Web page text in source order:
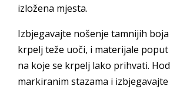
izložena mjesta.
Izbjegavajte nošenje tamnijih
krpelj teže uoči, i materijale
na koje se krpelj lako prihvati.
markiranim stazama i